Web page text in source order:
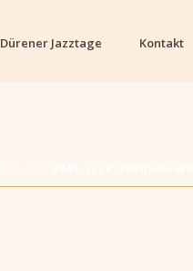
Dürener Jazztage Kontakt